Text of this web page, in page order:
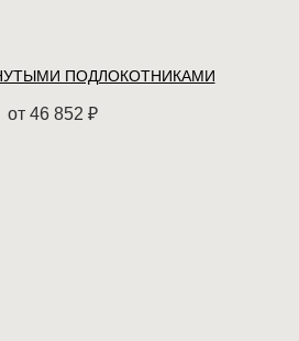
ПОДЛОКОТНИКАМИ
от 46 852 ₽